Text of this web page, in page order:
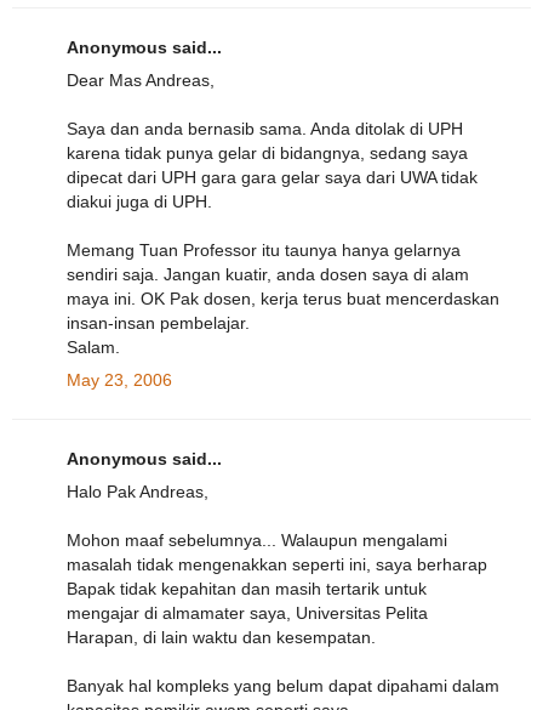
Anonymous said...
Dear Mas Andreas,
Saya dan anda bernasib sama. Anda ditolak di UPH
karena tidak punya gelar di bidangnya, sedang saya
dipecat dari UPH gara gara gelar saya dari UWA tidak
diakui juga di UPH.
Memang Tuan Professor itu taunya hanya gelarnya
sendiri saja. Jangan kuatir, anda dosen saya di alam
maya ini. OK Pak dosen, kerja terus buat mencerdaskan
insan-insan pembelajar.
Salam.
May 23, 2006
Anonymous said...
Halo Pak Andreas,
Mohon maaf sebelumnya... Walaupun mengalami
masalah tidak mengenakkan seperti ini, saya berharap
Bapak tidak kepahitan dan masih tertarik untuk
mengajar di almamater saya, Universitas Pelita
Harapan, di lain waktu dan kesempatan.
Banyak hal kompleks yang belum dapat dipahami dalam